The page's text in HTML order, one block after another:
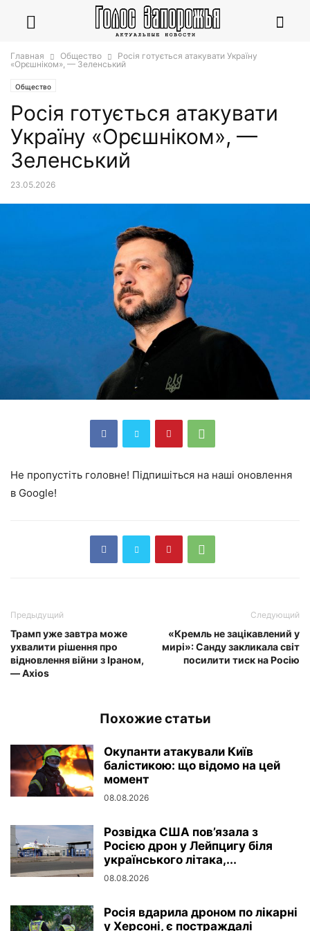
Главная Общество
Росія готується атакувати Україну
«Орєшніком», — Зеленський
Общество
Росія готується атакувати
Україну «Орєшніком», —
Зеленський
23.05.2026
Не пропустіть головне! Підпишіться на наші оновлення
в Google!
Предыдущий
Трамп уже завтра може
ухвалити рішення про
відновлення війни з Іраном,
— Axios
Следующий
«Кремль не зацікавлений у
мирі»: Санду закликала світ
посилити тиск на Росію
Похожие статьи
Окупанти атакували Київ
балістикою: що відомо на цей
момент
08.08.2026
Розвідка США пов’язала з
Росією дрон у Лейпцигу біля
українського літака,...
08.08.2026
Росія вдарила дроном по лікарні
у Херсоні, є постраждалі